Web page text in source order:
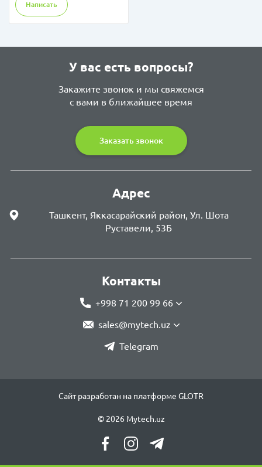
Написать
У вас есть вопросы?
Закажите звонок и мы свяжемся
с вами в ближайшее время
Заказать звонок
Адрес
Ташкент, Яккасарайский район, Ул. Шота
Руставели, 53Б
Контакты
+998 71 200 99 66
sales@mytech.uz
Telegram
Сайт разработан на платформе GLOTR
© 2026 Mytech.uz